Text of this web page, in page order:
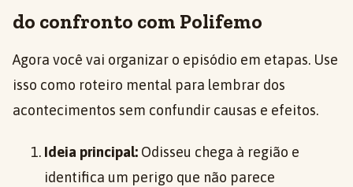
do confronto com Polifemo
Agora você vai organizar o episódio em etapas. Use
isso como roteiro mental para lembrar dos
acontecimentos sem confundir causas e efeitos.
Ideia principal: Odisseu chega à região e
identifica um perigo que não parece